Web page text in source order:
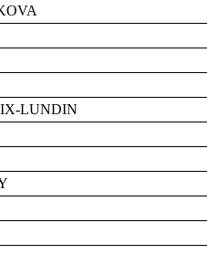
LUNDIN